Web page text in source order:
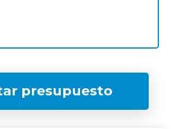
presupuesto